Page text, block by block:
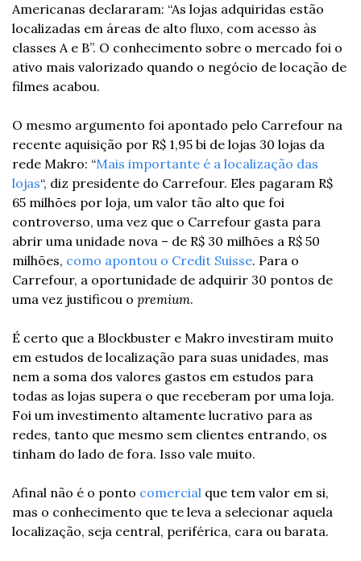
Americanas declararam: “As lojas adquiridas estão
localizadas em áreas de alto fluxo, com acesso às
classes A e B”. O conhecimento sobre o mercado foi o
ativo mais valorizado quando o negócio de locação de
filmes acabou.
O mesmo argumento foi apontado pelo Carrefour na
recente aquisição por R$ 1,95 bi de lojas 30 lojas da
rede Makro: “Mais importante é a localização das
lojas“, diz presidente do Carrefour. Eles pagaram R$
65 milhões por loja, um valor tão alto que foi
controverso, uma vez que o Carrefour gasta para
abrir uma unidade nova – de R$ 30 milhões a R$ 50
milhões, como apontou o Credit Suisse. Para o
Carrefour, a oportunidade de adquirir 30 pontos de
uma vez justificou o premium.
É certo que a Blockbuster e Makro investiram muito
em estudos de localização para suas unidades, mas
nem a soma dos valores gastos em estudos para
todas as lojas supera o que receberam por uma loja.
Foi um investimento altamente lucrativo para as
redes, tanto que mesmo sem clientes entrando, os
tinham do lado de fora. Isso vale muito.
Afinal não é o ponto comercial que tem valor em si,
mas o conhecimento que te leva a selecionar aquela
localização, seja central, periférica, cara ou barata.